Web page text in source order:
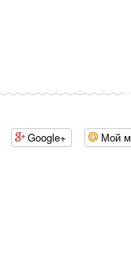
Google+ Мой